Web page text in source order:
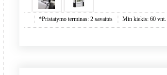
*Pristatymo terminas: 2 savaitės Min kiekis: 60 vnt.